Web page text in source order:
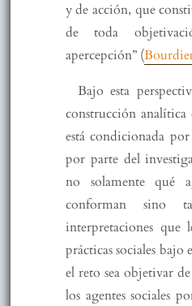
y de acción, que
de toda
apercepción” (
Bajo esta
construcción analítica
está condicionada
por parte del
no solamente qué
conforman sino
interpretaciones que
prácticas sociales
el reto sea objetivar
los agentes sociales